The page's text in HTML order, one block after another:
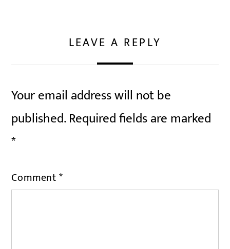
LEAVE A REPLY
Your email address will not be
published.Required fields are marked
*
Comment*